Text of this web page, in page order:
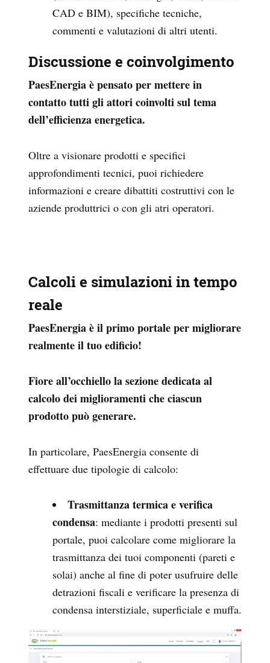
CAD e BIM), specifiche tecniche,
commenti e valutazioni di altri utenti.
Discussione e coinvolgimento
PaesEnergia è pensato per mettere in
contatto tutti gli attori coinvolti sul tema
dell’efficienza energetica.
Oltre a visionare prodotti e specifici
approfondimenti tecnici, puoi richiedere
informazioni e creare dibattiti costruttivi con le
aziende produttrici o con gli atri operatori.
Calcoli e simulazioni in tempo
reale
PaesEnergia è il primo portale per migliorare
realmente il tuo edificio!
Fiore all’occhiello la sezione dedicata al
calcolo dei miglioramenti che ciascun
prodotto può generare.
In particolare, PaesEnergia consente di
effettuare due tipologie di calcolo:
Trasmittanza termica e verifica
condensa: mediante i prodotti presenti sul
portale, puoi calcolare come migliorare la
trasmittanza dei tuoi componenti (pareti e
solai) anche al fine di poter usufruire delle
detrazioni fiscali e verificare la presenza di
condensa interstiziale, superficiale e muffa.